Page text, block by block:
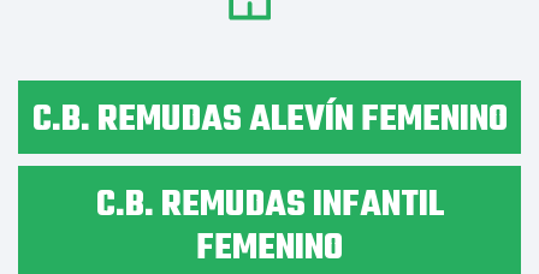
C.B. REMUDAS ALEVÍN FEMENINO
C.B. REMUDAS INFANTIL
FEMENINO